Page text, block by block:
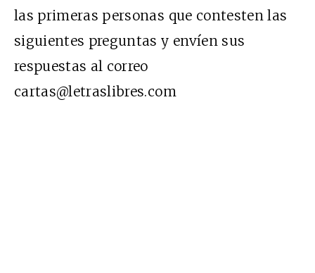
las primeras personas que contesten las
siguientes preguntas y envíen sus
respuestas al correo
cartas@letraslibres.com